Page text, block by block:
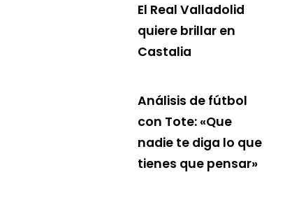
El Real Valladolid
quiere brillar en
Castalia
Análisis de fútbol
con Tote: «Que
nadie te diga lo que
tienes que pensar»